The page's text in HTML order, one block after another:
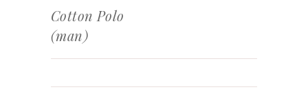
Cotton Polo
(man)